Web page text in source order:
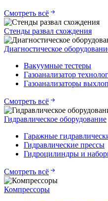
Смотреть всё
Стенды развал схождения
Диагностическое
Вакуумные тестеры
Газоанализатор
Газоанализаторы
Смотреть всё
Гидравлическое оборудование
Гаражные
Гидравлические прессы
Гидроцилиндры и
Смотреть всё
Компрессоры